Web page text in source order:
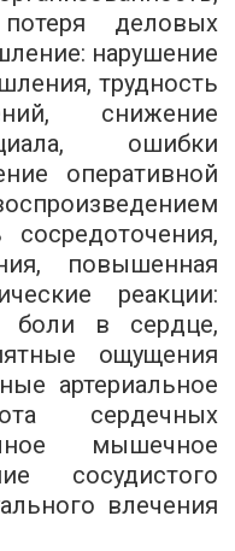
потеря деловых
нарушение
трудность
снижение
ошибки
оперативной
повышенная
реакции:
боли в сердце,
ощущения
артериальное
сердечных
мышечное
сосудистого
влечения